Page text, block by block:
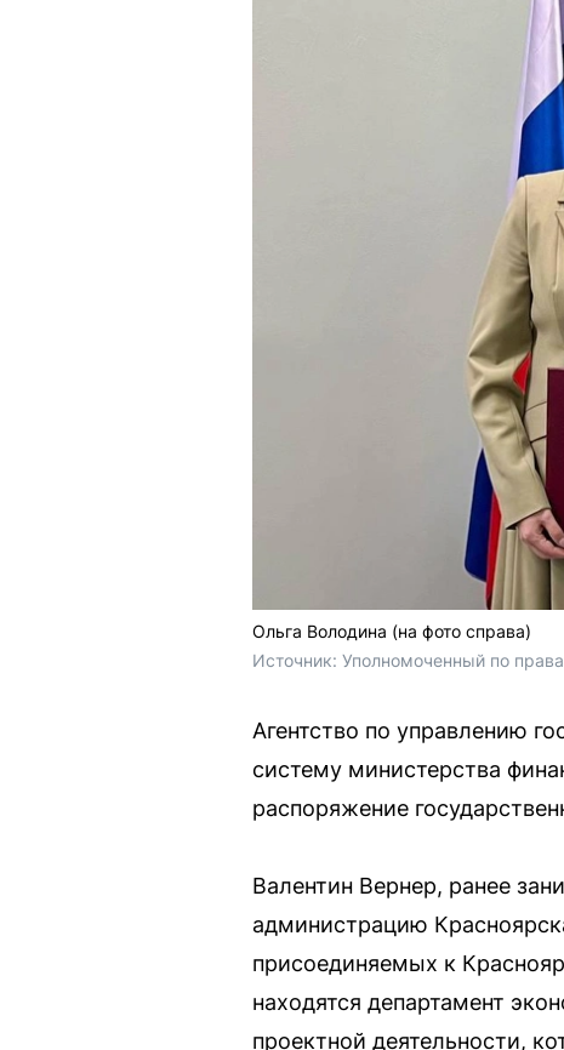
Ольга Володина (на фото справа)
Источник: Уполномоченный по
Агентство по управлению
систему министерства
распоряжение
Валентин Вернер, ранее
администрацию
присоединяемых к
находятся департамент
проектной деятельности,